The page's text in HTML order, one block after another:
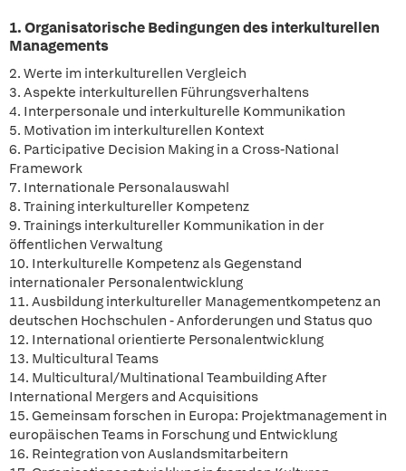
1. Organisatorische Bedingungen des interkulturellen
Managements
2. Werte im interkulturellen Vergleich
3. Aspekte interkulturellen Führungsverhaltens
4. Interpersonale und interkulturelle Kommunikation
5. Motivation im interkulturellen Kontext
6. Participative Decision Making in a Cross-National
Framework
7. Internationale Personalauswahl
8. Training interkultureller Kompetenz
9. Trainings interkultureller Kommunikation in der
öffentlichen Verwaltung
10. Interkulturelle Kompetenz als Gegenstand
internationaler Personalentwicklung
11. Ausbildung interkultureller Managementkompetenz an
deutschen Hochschulen - Anforderungen und Status quo
12. International orientierte Personalentwicklung
13. Multicultural Teams
14. Multicultural/Multinational Teambuilding After
International Mergers and Acquisitions
15. Gemeinsam forschen in Europa: Projektmanagement in
europäischen Teams in Forschung und Entwicklung
16. Reintegration von Auslandsmitarbeitern